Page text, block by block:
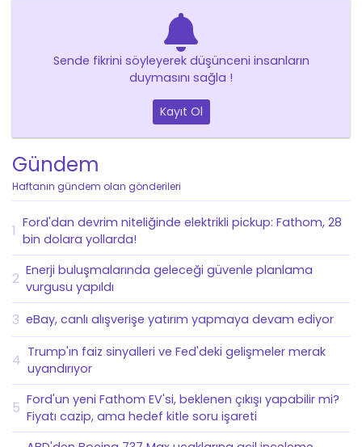
Gündem
Haftanın gündem olan gönderileri
1 Ford'dan devrim niteliğinde elektrikli pickup: Fathom, 28
bin dolara yollarda!
2 Enerji buluşmalarında geleceği güvenle planlama
vurgusu yapıldı
3 eBay, canlı alışverişe yatırım yapmaya devam ediyor
4 Trump'ın faiz sinyalleri ve Fed'deki gelişmeler merak
uyandırıyor
5 Ford'un yeni Fathom EV'si, beklenen çıkışı yapabilir mi?
Fiyatı cazip, ama hedef kitle soru işareti
Sende fikrini söyleyerek düşünceni insanların
duymasını sağla !
Kayıt Ol